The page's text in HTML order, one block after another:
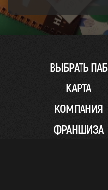
ВЫБРАТЬ ПАБ
КАРТА
КОМПАНИЯ
ФРАНШИЗА